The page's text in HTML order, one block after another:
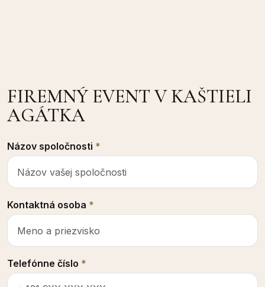
FIREMNÝ EVENT V KAŠTIELI
AGÁTKA
Názov spoločnosti *
Kontaktná osoba *
Telefónne číslo *